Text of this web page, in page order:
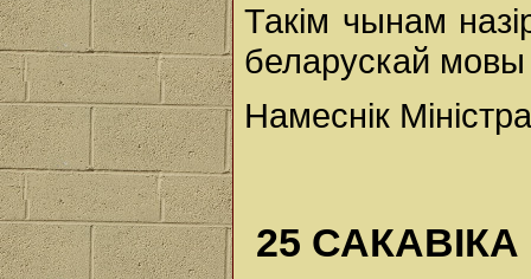
Такім чынам
беларускай мовы
Намеснік
25 САКАВІКА